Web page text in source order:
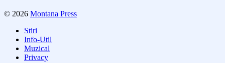
© 2026 Montana Press
Stiri
Info-Util
Muzical
Privacy